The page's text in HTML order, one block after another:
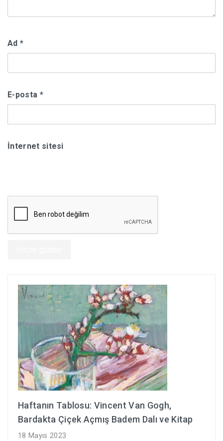
Ad *
E-posta *
İnternet sitesi
Haftanın Tablosu: Vincent Van Gogh,
Bardakta Çiçek Açmış Badem Dalı ve Kitap
18 Mayıs 2023